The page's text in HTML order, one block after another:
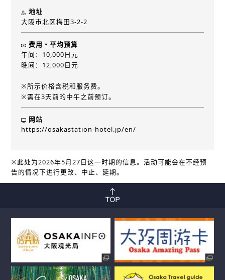
地址
大阪市北区梅田3-2-2
费用・平均预算
午间：10,000日元
晚间：12,000日元
※所示价格含税和服务费。
※需在3天前的中午之前预订。
网站
https://osakastation-hotel.jp/en/
※此处为2026年5月27日这一时期的信息。活动可能会在不经预
告的情况下进行更改、中止、延期。